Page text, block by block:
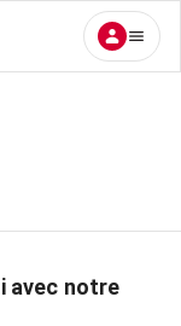
avec notre